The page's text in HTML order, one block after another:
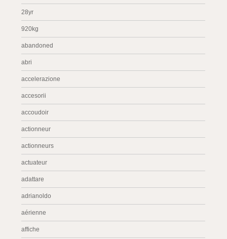
28yr
920kg
abandoned
abri
accelerazione
accesorii
accoudoir
actionneur
actionneurs
actuateur
adattare
adrianoldo
aérienne
affiche